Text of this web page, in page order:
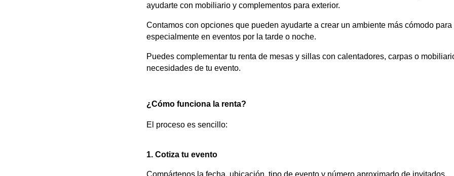
ayudarte con mobiliario y complementos para exterior.
Contamos con opciones que pueden ayudarte a crear un ambiente más cómodo
especialmente en eventos por la tarde o noche.
Puedes complementar tu renta de mesas y sillas con calentadores, carpas o
necesidades de tu evento.
¿Cómo funciona la renta?
El proceso es sencillo:
1. Cotiza tu evento